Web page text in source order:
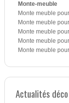
Monte-meuble
Monte meuble
Monte meuble
Monte meuble
Monte meuble
Monte meuble
Actualités